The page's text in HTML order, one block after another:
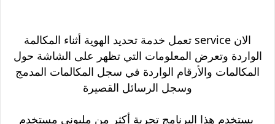
الان service تعمل خدمة تحديد الهوية أثناء المكالمة
الواردة وتعرض المعلومات التي تظهر على الشاشة حول
المكالمات والأرقام الواردة في سجل المكالمات المدمج
وسجل الرسائل القصيرة
يستخدم هذا البرنامج تجربة أكثر من مليوني مستخدم